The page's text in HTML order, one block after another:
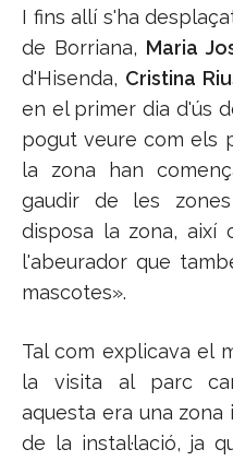
I fins allí s'ha
de Borriana, Maria
d'Hisenda, Cristina
en el primer dia d'ús
pogut veure com els
la zona han
gaudir de les
disposa la zona, així
l'abeurador que
mascotes».
Tal com explicava el
la visita al parc
aquesta era una zona
de la instal·lació, ja